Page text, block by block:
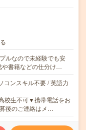
ルなので未経験でも安
書籍などの仕分け…
コンスキル不要 / 英語力
生不可▼携帯電話をお
後のご連絡はメ…